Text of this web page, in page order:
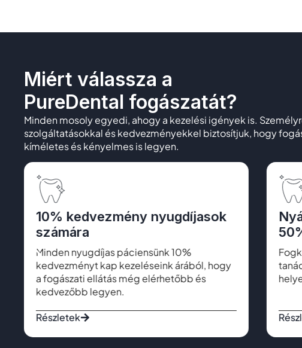
Miért válassza a
PureDental fogászatát?
Minden mosoly egyedi, ahogy a kezelési igények is.
szolgáltatásokkal és kedvezményekkel biztosítjuk, hogy
kíméletes és kényelmes is legyen.
10% kedvezmény nyugdíjasok
számára
Minden nyugdíjas páciensünk 10%
kedvezményt kap kezeléseink árából, hogy
a fogászati ellátás még elérhetőbb és
kedvezőbb legyen.
Részletek